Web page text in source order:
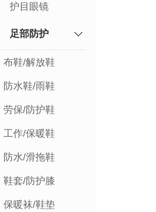
护目眼镜
足部防护
布鞋/解放鞋
防水鞋/雨鞋
劳保/防护鞋
工作/保暖鞋
防水/滑拖鞋
鞋套/防护膝
保暖袜/鞋垫